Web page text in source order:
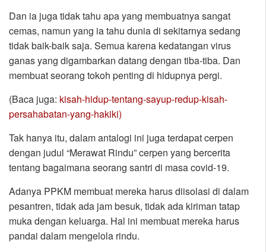
Dan ia juga tidak tahu apa yang membuatnya sangat
cemas, namun yang ia tahu dunia di sekitarnya sedang
tidak baik-baik saja. Semua karena kedatangan virus
ganas yang digambarkan datang dengan tiba-tiba. Dan
membuat seorang tokoh penting di hidupnya pergi.
(Baca juga: kisah-hidup-tentang-sayup-redup-kisah-
persahabatan-yang-hakiki)
Tak hanya itu, dalam antalogi ini juga terdapat cerpen
dengan judul “Merawat Rindu” cerpen yang bercerita
tentang bagaimana seorang santri di masa covid-19.
Adanya PPKM membuat mereka harus diisolasi di dalam
pesantren, tidak ada jam besuk, tidak ada kiriman tatap
muka dengan keluarga. Hal ini membuat mereka harus
pandai dalam mengelola rindu.